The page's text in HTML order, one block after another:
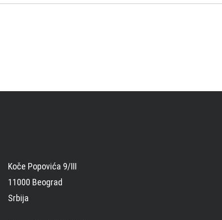
Koče Popovića 9/III
11000 Beograd
Srbija